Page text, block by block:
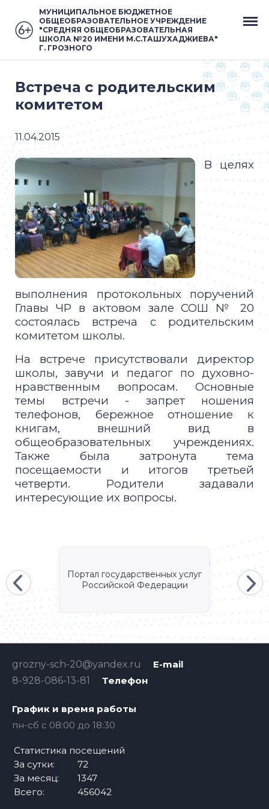
МУНИЦИПАЛЬНОЕ БЮДЖЕТНОЕ
ОБЩЕОБРАЗОВАТЕЛЬНОЕ УЧРЕЖДЕНИЕ
"СРЕДНЯЯ ОБЩЕОБРАЗОВАТЕЛЬНАЯ
ШКОЛА №20 ИМЕНИ М.С.ТАШУХАДЖИЕВА"
Г. ГРОЗНОГО
Встреча с родительским
комитетом
11.04.2015
В целях
выполнения протокольных поручений
Главы ЧР в актовом зале СОШ № 20
состоялась встреча с родительским
комитетом школы.
На встрече присутствовали директор
школы, завучи и педагог по духовно-
нравственным вопросам. Основные
темы встречи - запрет ношения
телефонов, бережное отношение к
книгам, внешний вид в
общеобразовательных учреждениях.
Также была затронута тема
посещаемости и итогов третьей
четверти. Родители задавали
интересующие их вопросы.
Портал государственных услуг
Российской Федерации
E-mail
grozny-sch-20@yandex.ru
Телефон
8-928-086-13-81
График и время работы
пн-сб с 08:00 до 18:30
Статистика посещений
За сутки:
72
За месяц:
1347
Всего:
456042